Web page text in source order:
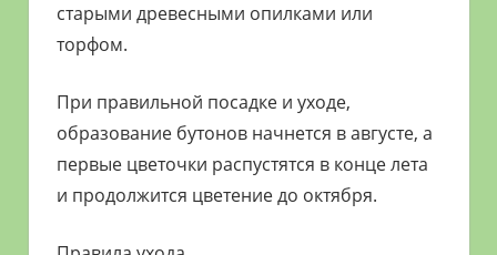
старыми древесными опилками или
торфом.
При правильной посадке и уходе,
образование бутонов начнется в августе, а
первые цветочки распустятся в конце лета
и продолжится цветение до октября.